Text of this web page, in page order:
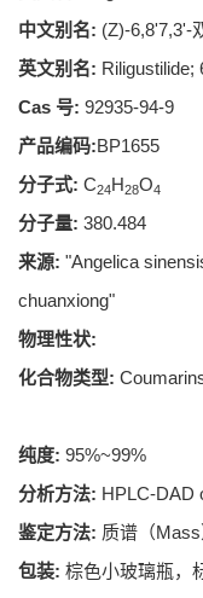
中文别名: (Z)-6,8'7,3'-
英文别名: Riligustilide;
Cas 号: 92935-94-9
产品编码:BP1655
分子式: C24H28O4
分子量: 380.484
来源: "Angelica
chuanxiong"
物理性状:
化合物类型:
纯度: 95%~99%
分析方法: HPLC-DAD
鉴定方法: 质谱（Mass
包装: 棕色小玻璃瓶，